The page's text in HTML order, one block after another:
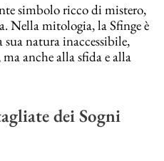
simbolo ricco di mistero,
Nella mitologia, la Sfinge è
natura inaccessibile,
ma anche alla sfida e alla
dei Sogni